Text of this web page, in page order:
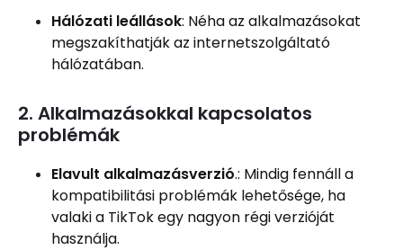
Hálózati leállások: Néha az alkalmazásokat
megszakíthatják az internetszolgáltató
hálózatában.
2. Alkalmazásokkal kapcsolatos
problémák
Elavult alkalmazásverzió.: Mindig fennáll a
kompatibilitási problémák lehetősége, ha
valaki a TikTok egy nagyon régi verzióját
használja.